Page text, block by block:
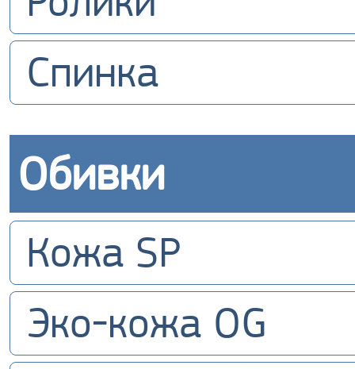
Спинка
Обивки
Кожа SP
Эко-кожа OG